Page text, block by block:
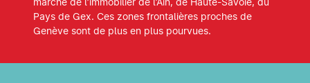
Pays de Gex. Ces zones frontalières proches de
Genève sont de plus en plus pourvues.